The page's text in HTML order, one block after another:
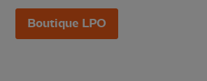
Boutique LPO